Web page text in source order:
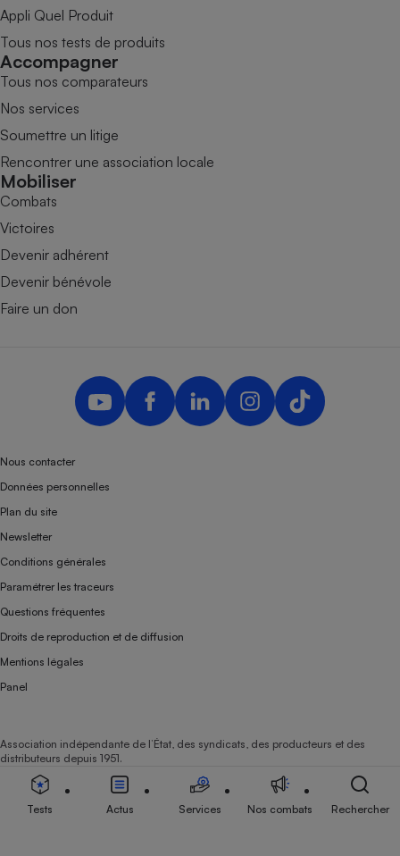
Appli Quel Produit
Tous nos tests de produits
Accompagner
Tous nos comparateurs
Nos services
Soumettre un litige
Rencontrer une association locale
Mobiliser
Combats
Victoires
Devenir adhérent
Devenir bénévole
Faire un don
Nous contacter
Données personnelles
Plan du site
Newsletter
Conditions générales
Paramétrer les traceurs
Questions fréquentes
Droits de reproduction et de diffusion
Mentions légales
Panel
Association indépendante de l’État, des syndicats, des producteurs et des
distributeurs depuis 1951.
Tests Actus Services Nos combats Rechercher